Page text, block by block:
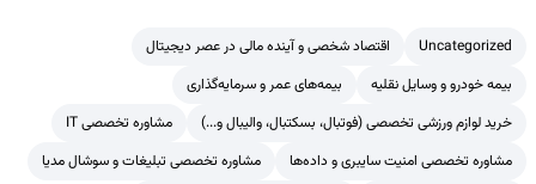
Uncategorized
اقتصاد شخصی و آینده مالی در عصر دیجیتال
بیمه خودرو و وسایل نقلیه
بیمه‌های عمر و سرمایه‌گذاری
خرید لوازم ورزشی تخصصی (فوتبال، بسکتبال، والیبال و...)
مشاوره تخصصی IT
مشاوره تخصصی امنیت سایبری و داده‌ها
مشاوره تخصصی تبلیغات و سوشال مدیا